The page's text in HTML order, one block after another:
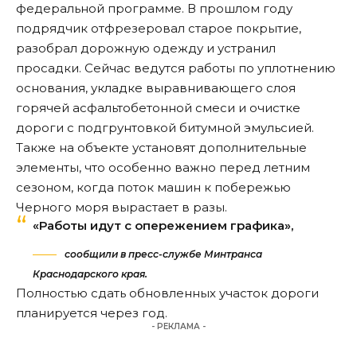
федеральной программе. В прошлом году
подрядчик отфрезеровал старое покрытие,
разобрал дорожную одежду и устранил
просадки. Сейчас ведутся работы по уплотнению
основания, укладке выравнивающего слоя
горячей асфальтобетонной смеси и очистке
дороги с подгрунтовкой битумной эмульсией.
Также на объекте установят дополнительные
элементы, что особенно важно перед летним
сезоном, когда поток машин к побережью
Черного моря вырастает в разы.
«Работы идут с опережением графика»,
сообщили в пресс-службе Минтранса
Краснодарского края.
Полностью сдать обновленных участок дороги
планируется через год.
- РЕКЛАМА -